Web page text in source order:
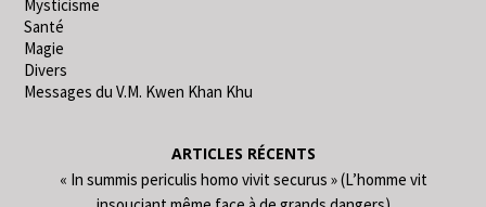
Mysticisme
Santé
Magie
Divers
Messages du V.M. Kwen Khan Khu
ARTICLES RÉCENTS
« In summis periculis homo vivit securus » (L’homme vit